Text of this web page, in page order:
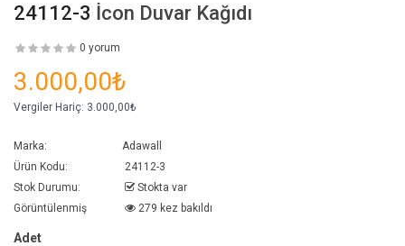
24112-3 İcon Duvar Kağıdı
0 yorum
3.000,00₺
Vergiler Hariç: 3.000,00₺
Marka:
Adawall
Ürün Kodu:
24112-3
Stok Durumu:
Stokta var
Görüntülenmiş
279 kez bakıldı
Adet